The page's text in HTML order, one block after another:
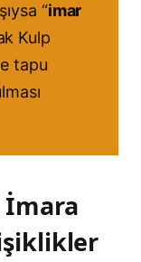
“imar
Kulp
tapu
İmara